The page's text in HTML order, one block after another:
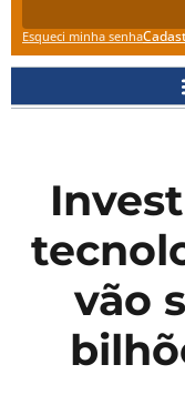
Esqueci minha senha
vão